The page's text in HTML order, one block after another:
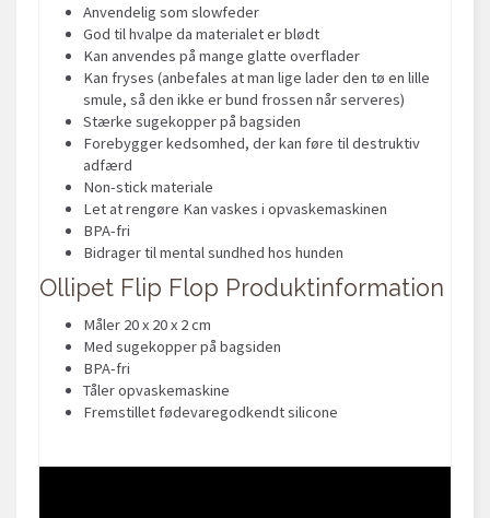
Anvendelig som slowfeder
God til hvalpe da materialet er blødt
Kan anvendes på mange glatte overflader
Kan fryses (anbefales at man lige lader den tø en lille
smule, så den ikke er bund frossen når serveres)
Stærke sugekopper på bagsiden
Forebygger kedsomhed, der kan føre til destruktiv
adfærd
Non-stick materiale
Let at rengøre Kan vaskes i opvaskemaskinen
BPA-fri
Bidrager til mental sundhed hos hunden
Ollipet Flip Flop Produktinformation
Måler 20 x 20 x 2 cm
Med sugekopper på bagsiden
BPA-fri
Tåler opvaskemaskine
Fremstillet fødevaregodkendt silicone